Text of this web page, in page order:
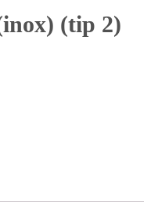
(tip 2)